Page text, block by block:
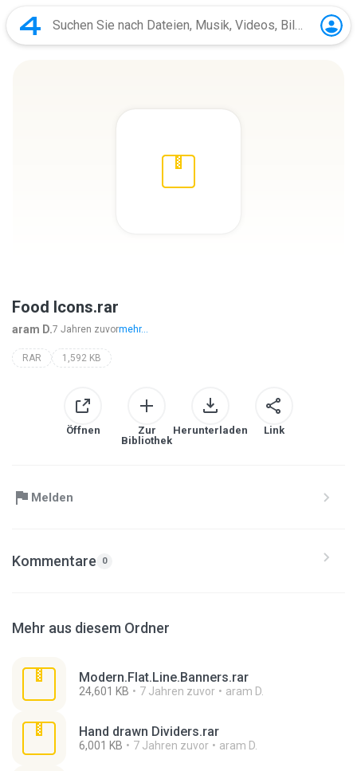
Food Icons.rar
aram D.7 Jahren zuvormehr...
RAR 1,592 KB
Öffnen
Zur
Bibliothek
Herunterladen Link
Melden
Kommentare 0
Mehr aus diesem Ordner
Modern.Flat.Line.Banners.rar
24,601 KB 7 Jahren zuvor aram D.
Hand drawn Dividers.rar
6,001 KB 7 Jahren zuvor aram D.